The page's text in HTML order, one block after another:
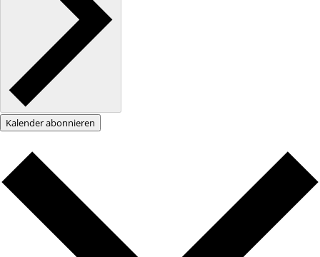
Kalender abonnieren